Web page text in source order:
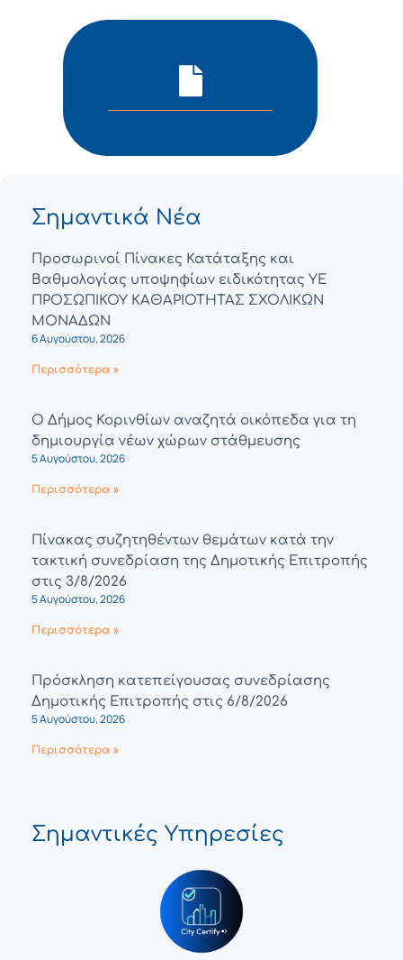
Σημαντικά Νέα
Προσωρινοί Πίνακες Κατάταξης και
Βαθμολογίας υποψηφίων ειδικότητας ΥΕ
ΠΡΟΣΩΠΙΚΟΥ ΚΑΘΑΡΙΟΤΗΤΑΣ ΣΧΟΛΙΚΩΝ
ΜΟΝΑΔΩΝ
6 Αυγούστου, 2026
Περισσότερα »
Ο Δήμος Κορινθίων αναζητά οικόπεδα για τη
δημιουργία νέων χώρων στάθμευσης
5 Αυγούστου, 2026
Περισσότερα »
Πίνακας συζητηθέντων θεμάτων κατά την
τακτική συνεδρίαση της Δημοτικής Επιτροπής
στις 3/8/2026
5 Αυγούστου, 2026
Περισσότερα »
Πρόσκληση κατεπείγουσας συνεδρίασης
Δημοτικής Επιτροπής στις 6/8/2026
5 Αυγούστου, 2026
Περισσότερα »
Σημαντικές Υπηρεσίες